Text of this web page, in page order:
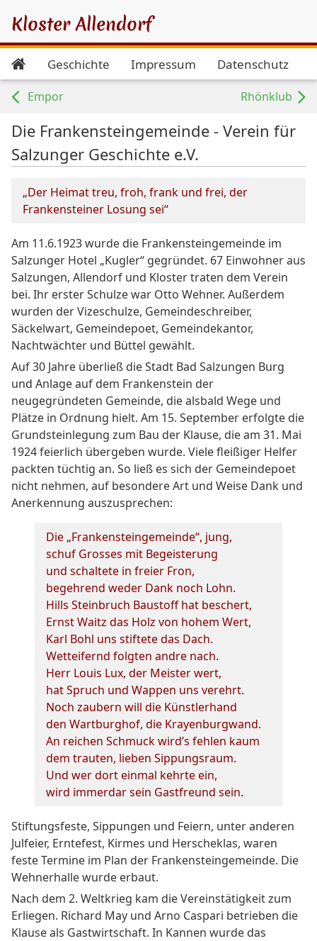
Kloster Allendorf
Geschichte Impressum Datenschutz
Empor Rhönklub
Die Frankensteingemeinde - Verein für
Salzunger Geschichte e.V.
„Der Heimat treu, froh, frank und frei, der
Frankensteiner Losung sei“
Am 11.6.1923 wurde die Frankensteingemeinde im
Salzunger Hotel „Kugler“ gegründet. 67 Einwohner aus
Salzungen, Allendorf und Kloster traten dem Verein
bei. Ihr erster Schulze war Otto Wehner. Außerdem
wurden der Vizeschulze, Gemeindeschreiber,
Säckelwart, Gemeindepoet, Gemeindekantor,
Nachtwächter und Büttel gewählt.
Auf 30 Jahre überließ die Stadt Bad Salzungen Burg
und Anlage auf dem Frankenstein der
neugegründeten Gemeinde, die alsbald Wege und
Plätze in Ordnung hielt. Am 15. September erfolgte die
Grundsteinlegung zum Bau der Klause, die am 31. Mai
1924 feierlich übergeben wurde. Viele fleißiger Helfer
packten tüchtig an. So ließ es sich der Gemeindepoet
nicht nehmen, auf besondere Art und Weise Dank und
Anerkennung auszusprechen:
Die „Frankensteingemeinde“, jung,
schuf Grosses mit Begeisterung
und schaltete in freier Fron,
begehrend weder Dank noch Lohn.
Hills Steinbruch Baustoff hat beschert,
Ernst Waitz das Holz von hohem Wert,
Karl Bohl uns stiftete das Dach.
Wetteifernd folgten andre nach.
Herr Louis Lux, der Meister wert,
hat Spruch und Wappen uns verehrt.
Noch zaubern will die Künstlerhand
den Wartburghof, die Krayenburgwand.
An reichen Schmuck wird’s fehlen kaum
dem trauten, lieben Sippungsraum.
Und wer dort einmal kehrte ein,
wird immerdar sein Gastfreund sein.
Stiftungsfeste, Sippungen und Feiern, unter anderen
Julfeier, Erntefest, Kirmes und Herscheklas, waren
feste Termine im Plan der Frankensteingemeinde. Die
Wehnerhalle wurde erbaut.
Nach dem 2. Weltkrieg kam die Vereinstätigkeit zum
Erliegen. Richard May und Arno Caspari betrieben die
Klause als Gastwirtschaft. In Kannen wurde das